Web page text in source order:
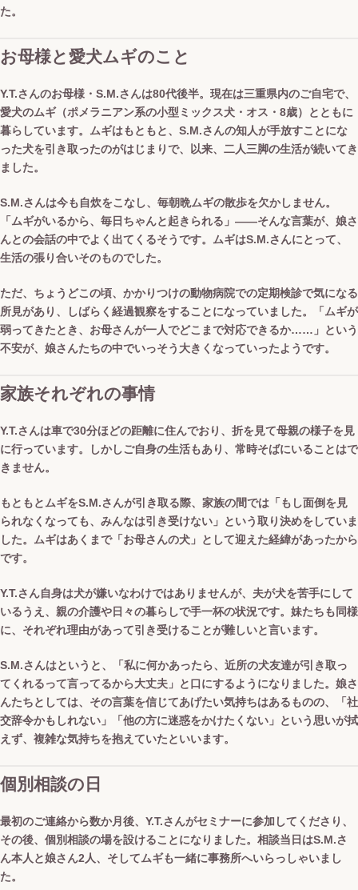
た。
お母様と愛犬ムギのこと
Y.T.さんのお母様・S.M.さんは80代後半。現在は三重県内のご自宅で、
愛犬のムギ（ポメラニアン系の小型ミックス犬・オス・8歳）とともに
暮らしています。ムギはもともと、S.M.さんの知人が手放すことにな
った犬を引き取ったのがはじまりで、以来、二人三脚の生活が続いてき
ました。
S.M.さんは今も自炊をこなし、毎朝晩ムギの散歩を欠かしません。
「ムギがいるから、毎日ちゃんと起きられる」——そんな言葉が、娘さ
んとの会話の中でよく出てくるそうです。ムギはS.M.さんにとって、
生活の張り合いそのものでした。
ただ、ちょうどこの頃、かかりつけの動物病院での定期検診で気になる
所見があり、しばらく経過観察をすることになっていました。「ムギが
弱ってきたとき、お母さんが一人でどこまで対応できるか……」という
不安が、娘さんたちの中でいっそう大きくなっていったようです。
家族それぞれの事情
Y.T.さんは車で30分ほどの距離に住んでおり、折を見て母親の様子を見
に行っています。しかしご自身の生活もあり、常時そばにいることはで
きません。
もともとムギをS.M.さんが引き取る際、家族の間では「もし面倒を見
られなくなっても、みんなは引き受けない」という取り決めをしていま
した。ムギはあくまで「お母さんの犬」として迎えた経緯があったから
です。
Y.T.さん自身は犬が嫌いなわけではありませんが、夫が犬を苦手にして
いるうえ、親の介護や日々の暮らしで手一杯の状況です。妹たちも同様
に、それぞれ理由があって引き受けることが難しいと言います。
S.M.さんはというと、「私に何かあったら、近所の犬友達が引き取っ
てくれるって言ってるから大丈夫」と口にするようになりました。娘さ
んたちとしては、その言葉を信じてあげたい気持ちはあるものの、「社
交辞令かもしれない」「他の方に迷惑をかけたくない」という思いが拭
えず、複雑な気持ちを抱えていたといいます。
個別相談の日
最初のご連絡から数か月後、Y.T.さんがセミナーに参加してくださり、
その後、個別相談の場を設けることになりました。相談当日はS.M.さ
ん本人と娘さん2人、そしてムギも一緒に事務所へいらっしゃいまし
た。